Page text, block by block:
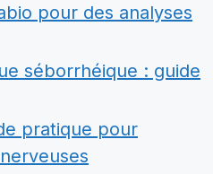
pour des analyses
séborrhéique : guide
pratique pour